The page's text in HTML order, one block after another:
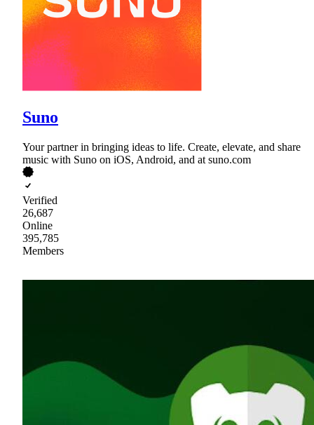
Suno
Your partner in bringing ideas to life. Create, elevate, and share
music with Suno on iOS, Android, and at suno.com
Verified
26,687
Online
395,785
Members